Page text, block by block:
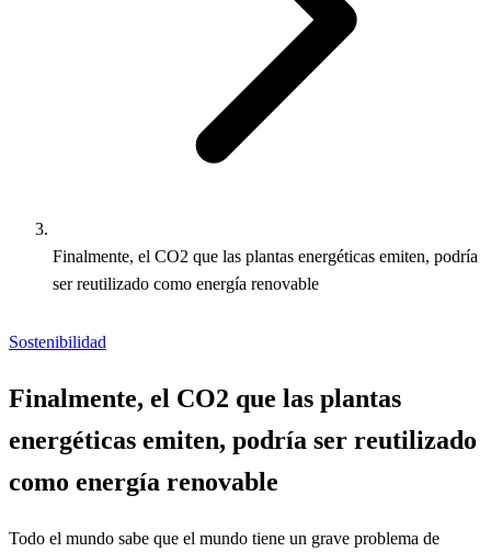
Finalmente, el CO2 que las plantas energéticas emiten, podría
ser reutilizado como energía renovable
Sostenibilidad
Finalmente, el CO2 que las plantas
energéticas emiten, podría ser reutilizado
como energía renovable
Todo el mundo sabe que el mundo tiene un grave problema de